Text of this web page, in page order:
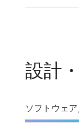
設計
設
ソフトウェ